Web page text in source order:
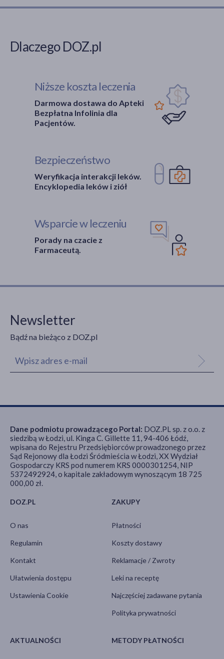
Dlaczego DOZ.pl
Niższe koszta leczenia
Darmowa dostawa do Apteki
Bezpłatna Infolinia dla
Pacjentów.
Bezpieczeństwo
Weryfikacja interakcji leków.
Encyklopedia leków i ziół
Wsparcie w leczeniu
Porady na czacie z
Farmaceutą.
Newsletter
Bądź na bieżąco z DOZ.pl
DOZ.PL
O nas
Regulamin
Kontakt
Ułatwienia dostępu
Ustawienia Cookie
ZAKUPY
Płatności
Koszty dostawy
Reklamacje / Zwroty
Leki na receptę
Najczęściej zadawane pytania
Polityka prywatności
AKTUALNOŚCI METODY PŁATNOŚCI
Dane podmiotu prowadzącego Portal: DOZ.PL sp. z o.o. z
siedzibą w Łodzi, ul. Kinga C. Gillette 11, 94-406 Łódź,
wpisana do Rejestru Przedsiębiorców prowadzonego przez
Sąd Rejonowy dla Łodzi Śródmieścia w Łodzi, XX Wydział
Gospodarczy KRS pod numerem KRS 0000301254, NIP
5372492924, o kapitale zakładowym wynoszącym 18 725
000,00 zł.